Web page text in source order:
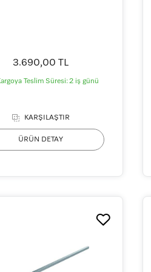
3.690,00 TL
Teslim Süresi: 2 iş günü
KARŞILAŞTIR
ÜRÜN DETAY